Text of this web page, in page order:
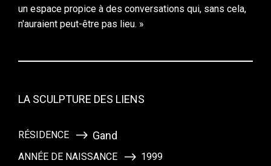
un espace propice à des conversations qui, sans cela,
n'auraient peut-être pas lieu. »
LA SCULPTURE DES LIENS
RÉSIDENCE Gand
ANNÉE DE NAISSANCE 1999